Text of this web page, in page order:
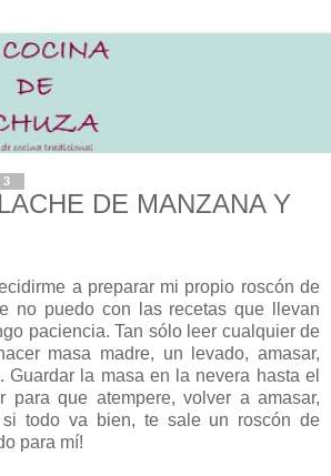
DE MANZANA Y
a preparar mi propio roscón de
no puedo con las recetas que llevan
paciencia. Tan sólo leer cualquier de
masa madre, un levado, amasar,
Guardar la masa en la nevera hasta el
para que atempere, volver a amasar,
si todo va bien, te sale un roscón de
para mí!